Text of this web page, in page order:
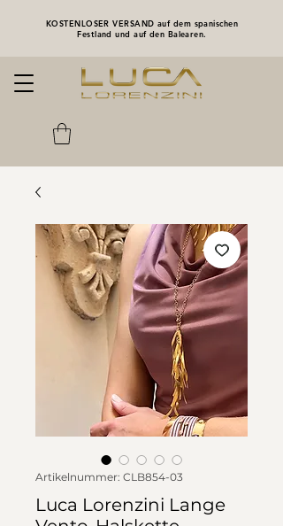
KOSTENLOSER VERSAND auf dem spanischen
Festland und auf den Balearen.
Artikelnummer: CLB854-03
Luca Lorenzini Lange